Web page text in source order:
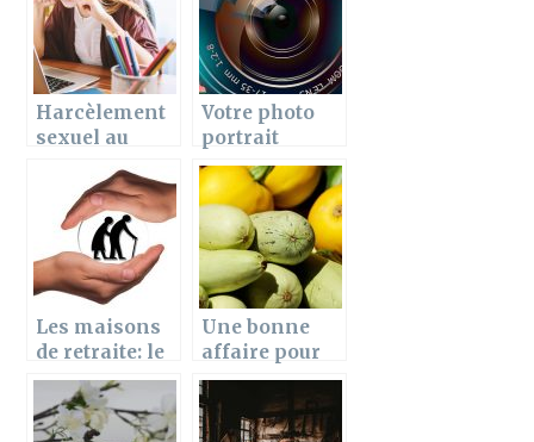
Harcèlement
sexuel au
Votre photo
portrait
corporate par
un
photographe
de bain de
soleil
Les maisons
de retraite: le
désespoir du
3e âge
Une bonne
affaire pour
rendre service
aux gens en
2020